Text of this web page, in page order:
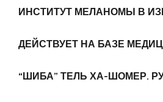
ИНСТИТУТ МЕЛАНОМЫ В
ДЕЙСТВУЕТ НА БАЗЕ
“ШИБА” ТЕЛЬ ХА-ШОМЕР.